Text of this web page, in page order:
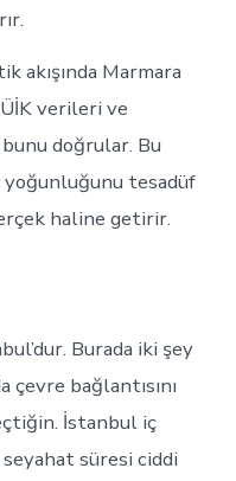
akışında Marmara
verileri ve
doğrular. Bu
yoğunluğunu tesadüf
haline getirir.
Burada iki şey
bağlantısını
İstanbul iç
süresi ciddi